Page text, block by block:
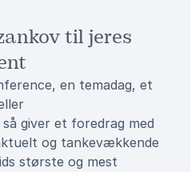
til jeres
en temadag, et
giver et foredrag med
og tankevækkende
største og mest